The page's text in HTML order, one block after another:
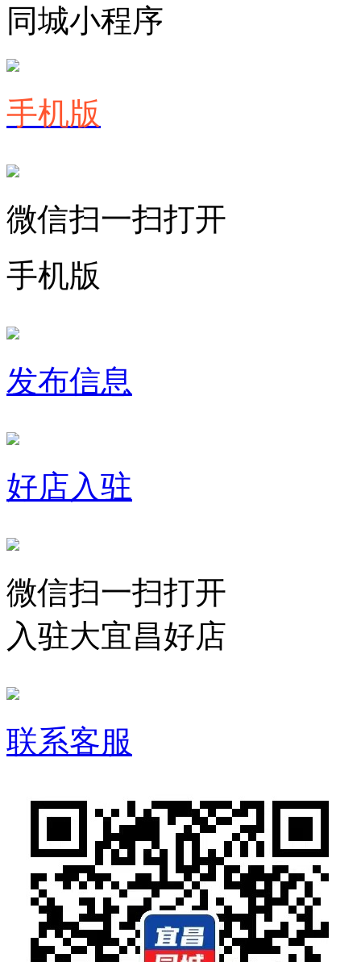
同城小程序
手机版
微信扫一扫打开
手机版
发布信息
好店入驻
微信扫一扫打开
入驻大宜昌好店
联系客服